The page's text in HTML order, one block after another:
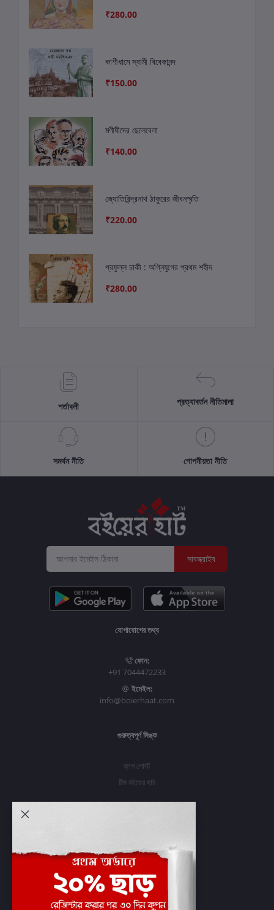
₹280.00
কাশীধামে স্বামী বিবেকানন্দ
₹150.00
মণীষীদের ছেলেবেলা
₹140.00
জ্যোতিরিন্দ্রনাথ ঠাকুরের জীবনস্মৃতি
₹220.00
প্রফুল্ল চাকী : অগ্নিযুগের প্রথম শহীদ
₹280.00
শর্তাবলী প্রত্যাবর্তন নীতিমালা
সমর্থন নীতি গোপনীয়তা নীতি
সাবস্ক্রাইব
যোগাযোগের তথ্য
ফোন:
+91 7044472233
ইমেইল:
info@boierhaat.com
গুরুত্বপূর্ণ লিঙ্ক
ব্লগ পোস্ট
টিম বইয়ের হাট
প্রবেশ করুন
অর্ডার ইতিহাস
আমার ইচ্ছাগুলি
অর্ডার ট্র্যাকিং